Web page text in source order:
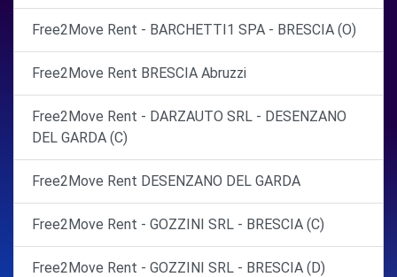
Free2Move Rent - BARCHETTI1 SPA - BRESCIA (O)
Free2Move Rent BRESCIA Abruzzi
Free2Move Rent - DARZAUTO SRL - DESENZANO
DEL GARDA (C)
Free2Move Rent DESENZANO DEL GARDA
Free2Move Rent - GOZZINI SRL - BRESCIA (C)
Free2Move Rent - GOZZINI SRL - BRESCIA (D)